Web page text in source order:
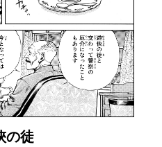
の徒